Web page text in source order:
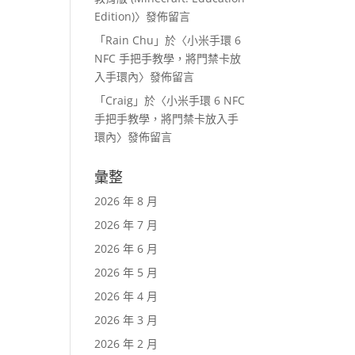
Edition)〉發佈留言
「Rain Chu 」於〈小米手環 6
NFC 手把手教學，將門禁卡放
入手環內〉發佈留言
「Craig 」於〈小米手環 6 NFC
手把手教學，將門禁卡放入手
環內〉發佈留言
彙整
2026 年 8 月
2026 年 7 月
2026 年 6 月
2026 年 5 月
2026 年 4 月
2026 年 3 月
2026 年 2 月